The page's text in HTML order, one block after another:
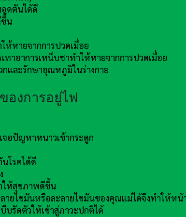
ดตันได้ดี
ขึ้น
ห้หายจากการปวดเมื่อย
ทาอาการเหน็บชาทำให้หายจากการปวดเมื่อย
กและรักษาอุณหภูมิในร่างกาย
องการอยู่ไฟ
อปัญหาหนาวเข้ากระดูก
โรคได้ดี
ให้สุขภาพดีขึ้น
ายไขมันหรือละลายไขมันของคุณแม่ได้จึงทำให้หน้
บรัดตัวให้เข้าสู่ภาวะปกติได้